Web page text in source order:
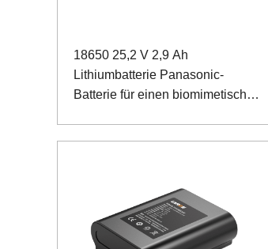
18650 25,2 V 2,9 Ah
Lithiumbatterie Panasonic-
Batterie für einen biomimetischen